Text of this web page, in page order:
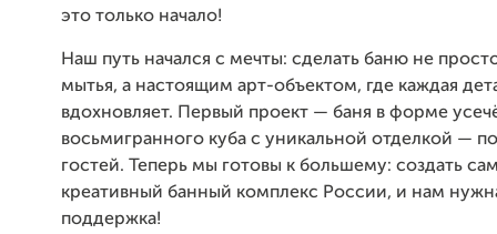
это только начало!
Наш путь начался с мечты: сделать баню не
мытья, а настоящим арт-объектом, где каждая
вдохновляет. Первый проект — баня в форме
восьмигранного куба с уникальной отделкой —
гостей. Теперь мы готовы к большему: создать
креативный банный комплекс России, и нам
поддержка!